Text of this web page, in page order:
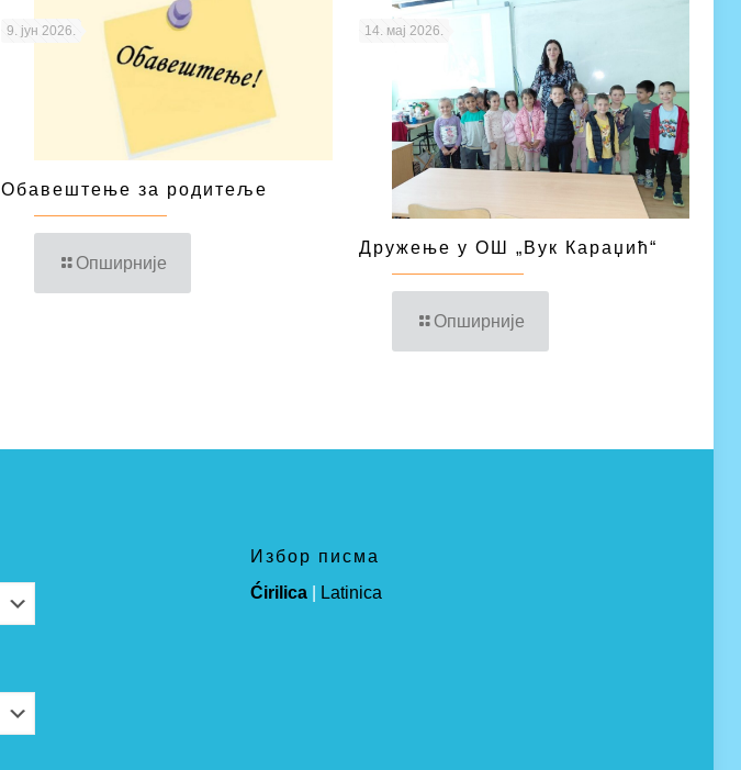
9. јун 2026.
Обавештење за родитеље
Опширније
14. мај 2026.
Дружење у ОШ „Вук Караџић“
Опширније
Избор писма
Ćirilica
Latinica